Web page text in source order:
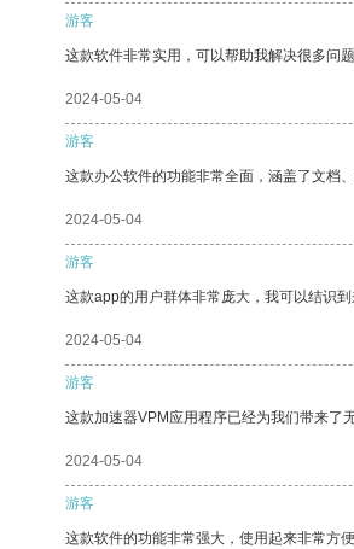
游客
这款软件非常实用，可以帮助我解决很多问题
2024-05-04
游客
这款办公软件的功能非常全面，涵盖了文档
2024-05-04
游客
这款app的用户群体非常庞大，我可以结识到
2024-05-04
游客
这款加速器VPM应用程序已经为我们带来了
2024-05-04
游客
这款软件的功能非常强大，使用起来非常方便